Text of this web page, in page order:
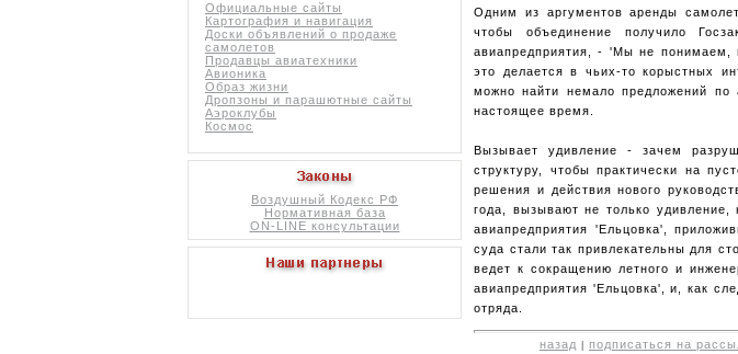
Официальные сайты
Картография и навигация
Доски объявлений о продаже
самолетов
Продавцы авиатехники
Авионика
Образ жизни
Дропзоны и парашютные сайты
Аэроклубы
Космос
Воздушный Кодекс РФ
Нормативная база
ON-LINE консультации
Одним из аргументов аренды
чтобы объединение получило
авиапредприятия, - 'Мы не понимаем,
это делается в чьих-то корыстных
можно найти немало предложений по
настоящее время.
Вызывает удивление - зачем
структуру, чтобы практически на
решения и действия нового
года, вызывают не только удивление,
авиапредприятия 'Ельцовка',
суда стали так привлекательны для
ведет к сокращению летного и
авиапредприятия 'Ельцовка', и, как
отряда.
назад подписаться на